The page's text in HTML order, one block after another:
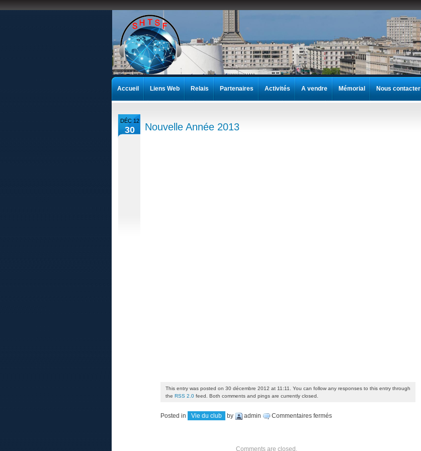
DÉC 12
30 Nouvelle Année 2013
This entry was posted on 30 décembre 2012 at 11:11. You can follow any responses to this entry through
the RSS 2.0 feed. Both comments and pings are currently closed.
Posted in Vie du club by admin Commentaires ferméssur
Comments are closed.
Accueil Liens Web Relais Partenaires Activités A vendre Mémorial Nous contacter